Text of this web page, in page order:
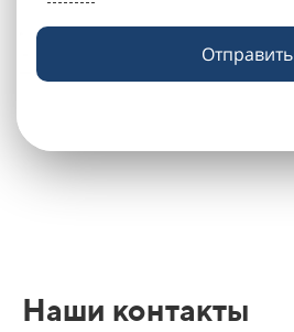
Отправить
Наши контакты